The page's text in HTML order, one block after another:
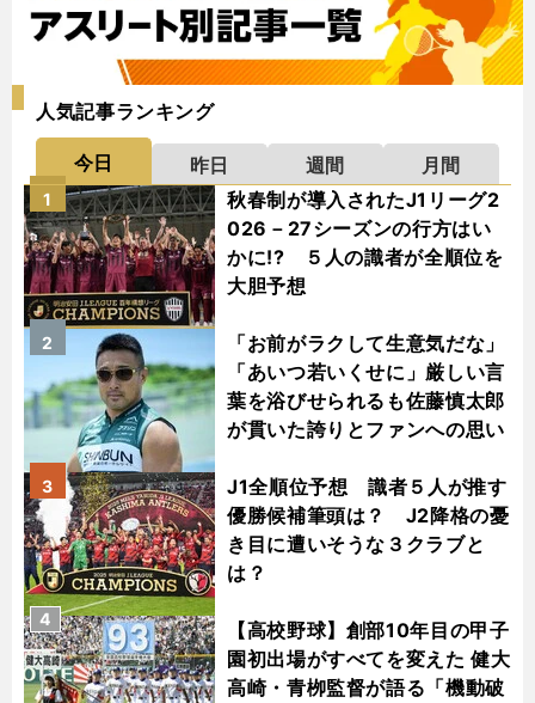
人気記事ランキング
今日 昨日 週間
月間
秋春制が導入されたJ1リーグ2
026－27シーズンの行方はい
かに!? ５人の識者が全順位を
大胆予想
1
「お前がラクして生意気だな」
「あいつ若いくせに」厳しい言
葉を浴びせられるも佐藤慎太郎
が貫いた誇りとファンへの思い
2
J1全順位予想 識者５人が推す
優勝候補筆頭は？ J2降格の憂
き目に遭いそうな３クラブと
は？
3
【高校野球】創部10年目の甲子
園初出場がすべてを変えた 健大
高崎・青栁監督が語る「機動破
4